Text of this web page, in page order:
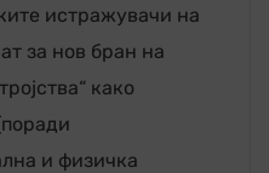
истражувачи на
за нов бран на
како
и физичка